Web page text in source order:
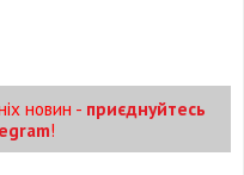
новин - приєднуйтесь
!